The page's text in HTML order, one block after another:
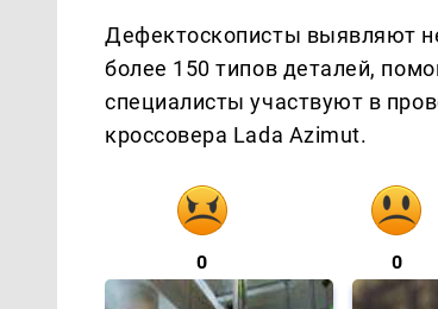
Дефектоскописты выявляют
более 150 типов деталей,
специалисты участвуют в
кроссовера Lada Azimut.
0 0